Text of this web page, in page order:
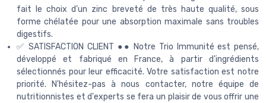
fait le choix d’un zinc breveté de très haute qualité, sous
forme chélatée pour une absorption maximale sans troubles
digestifs.
✅ SATISFACTION CLIENT ●● Notre Trio Immunité est pensé,
développé et fabriqué en France, à partir d'ingrédients
sélectionnés pour leur efficacité. Votre satisfaction est notre
priorité. N'hésitez-pas à nous contacter, notre équipe de
nutritionnistes et d'experts se fera un plaisir de vous offrir une